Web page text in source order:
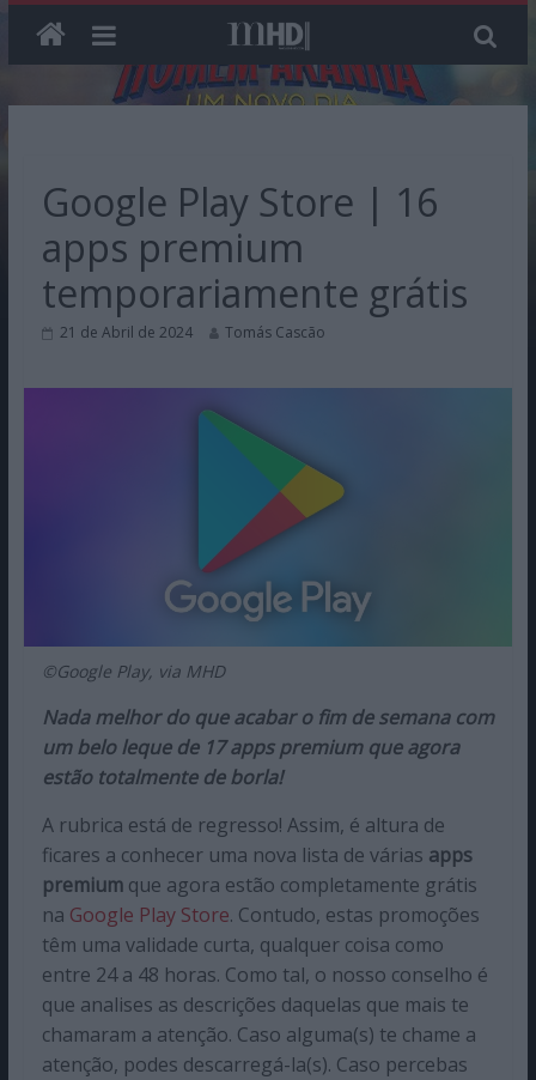
Google Play Store | 16
apps premium
temporariamente grátis
21 de Abril de 2024 Tomás Cascão
©Google Play, via MHD
Nada melhor do que acabar o fim de semana com
um belo leque de 17 apps premium que agora
estão totalmente de borla!
A rubrica está de regresso! Assim, é altura de
ficares a conhecer uma nova lista de várias apps
premiumque agora estão completamente grátis
na Google Play Store. Contudo, estas promoções
têm uma validade curta, qualquer coisa como
entre 24 a 48 horas. Como tal, o nosso conselho é
que analises as descrições daquelas que mais te
chamaram a atenção. Caso alguma(s) te chame a
atenção, podes descarregá-la(s). Caso percebas